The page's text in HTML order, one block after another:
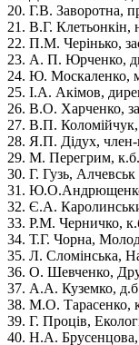
20. Г.В. Заворотна,
21. В.Г. Клетьонкін,
22. П.М. Черінько,
23. А. П. Юрченко,
24. Ю. Москаленко,
25. І.А. Акімов,
26. В.О. Харченко,
27. В.П.
28. Я.П. Дідух,
29. М. Перегрим,
30. Г. Гузь, Алчевськ
31. Ю.О.Андрющенко,
32. Є.А.
33. Р.М. Черничко,
34. Т.Г. Чорна,
35. Л. Сломінська,
36. О. Шевченко,
37. А.А. Куземко,
38. М.О. Тарасенко,
39. Г. Проців,
40. Н.А. Брусенцова,